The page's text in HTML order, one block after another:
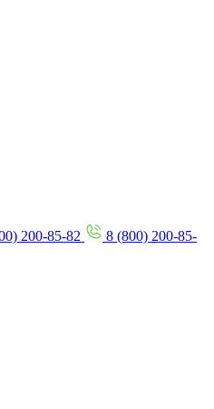
200-85-82
8 (800) 200-85-